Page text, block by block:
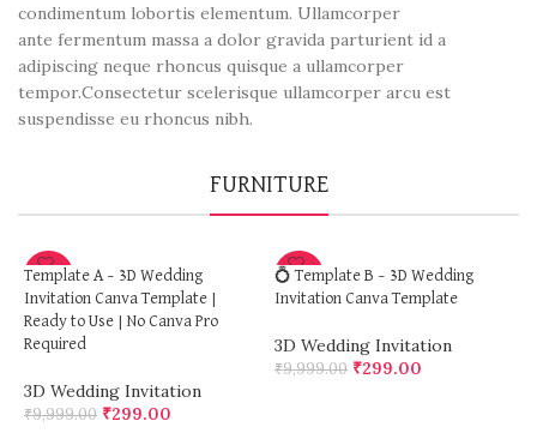
condimentum lobortis elementum. Ullamcorper
ante fermentum massa a dolor gravida parturient id a
adipiscing neque rhoncus quisque a ullamcorper
tempor.Consectetur scelerisque ullamcorper arcu est
suspendisse eu rhoncus nibh.
FURNITURE
-97%
Template A – 3D Wedding
Invitation Canva Template |
Ready to Use | No Canva Pro
Required
3D Wedding Invitation
₹9,999.00 ₹299.00
-97%
💍 Template B – 3D Wedding
Invitation Canva Template
3D Wedding Invitation
₹9,999.00 ₹299.00